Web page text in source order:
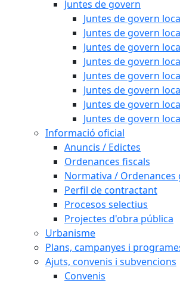
Juntes de govern
Juntes de govern
Juntes de govern
Juntes de govern
Juntes de govern
Juntes de govern
Juntes de govern
Juntes de govern
Juntes de govern
Informació oficial
Anuncis / Edictes
Ordenances fiscals
Normativa / Ordenances
Perfil de contractant
Procesos selectius
Projectes d'obra pública
Urbanisme
Plans, campanyes i
Ajuts, convenis i subvencions
Convenis